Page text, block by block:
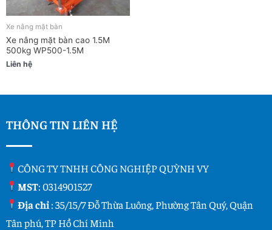
Xe nâng mặt bàn
Xe nâng mặt bàn cao 1.5M
500kg WP500-1.5M
Liên hệ
THÔNG TIN LIÊN HỆ
CÔNG TY TNHH CÔNG NGHIỆP QUỲNH VY
MST: 0314901527
Địa chỉ: 35/15/7 Đỗ Thừa Luông, Phường Tân Quý, Quận
Tân phú, TP Hồ Chí Minh